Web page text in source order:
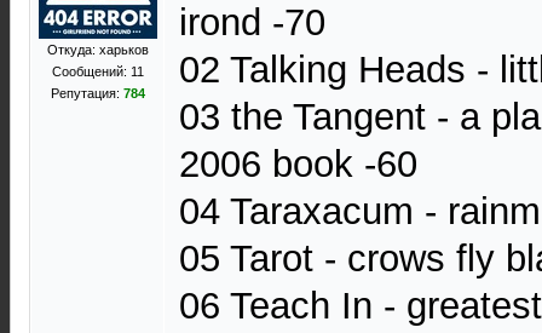
Откуда: харьков
Сообщений: 11
Репутация: 784
irond -70
02 Talking Heads -
03 the Tangent - a
2006 book -60
04 Taraxacum -
05 Tarot - crows fly
06 Teach In -